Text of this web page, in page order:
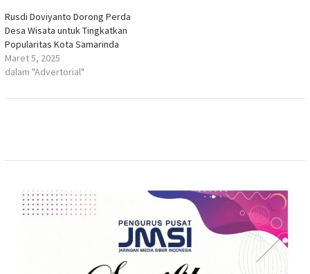
Rusdi Doviyanto Dorong Perda
Desa Wisata untuk Tingkatkan
Popularitas Kota Samarinda
Maret 5, 2025
dalam "Advertorial"